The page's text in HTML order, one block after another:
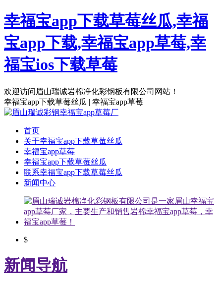
幸福宝app下载草莓丝瓜,幸福
宝app下载,幸福宝app草莓,幸
福宝ios下载草莓
欢迎访问眉山瑞诚岩棉净化彩钢板有限公司网站！
幸福宝app下载草莓丝瓜 | 幸福宝app草莓
首页
关于幸福宝app下载草莓丝瓜
幸福宝app草莓
幸福宝app下载草莓丝瓜
联系幸福宝app下载草莓丝瓜
新闻中心
$
新闻导航